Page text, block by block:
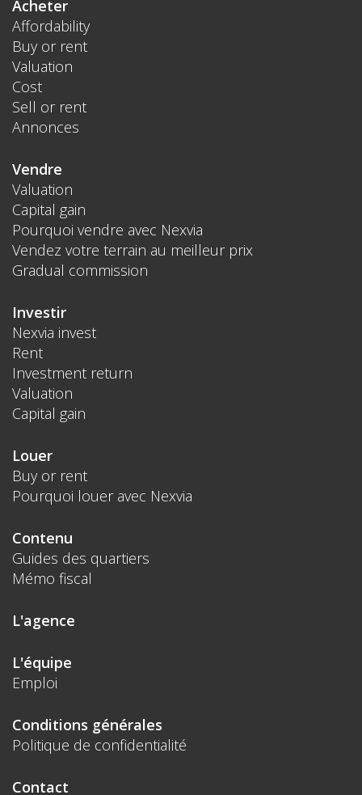
Acheter
Affordability
Buy or rent
Valuation
Cost
Sell or rent
Annonces
Vendre
Valuation
Capital gain
Pourquoi vendre avec Nexvia
Vendez votre terrain au meilleur prix
Gradual commission
Investir
Nexvia invest
Rent
Investment return
Valuation
Capital gain
Louer
Buy or rent
Pourquoi louer avec Nexvia
Contenu
Guides des quartiers
Mémo fiscal
L'agence
L'équipe
Emploi
Conditions générales
Politique de confidentialité
Contact